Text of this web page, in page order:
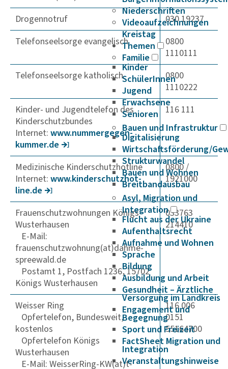
Niederschriften
Videoaufzeichnungen
Kreistag
Themen
Familie
Kinder
SchülerInnen
Jugend
Erwachsene
Senioren
Bauen und Infrastruktur
Digitalisierung
Wirtschaftsförderung/
Strukturwandel
Bauen und Wohnen
Breitbandausbau
Asyl, Migration und
Integration
Flucht aus der Ukraine
Aufenthaltsrecht
Aufnahme und Wohnen
Sprache
Bildung
Ausbildung und Arbeit
Gesundheit – Ärztliche
Versorgung im Landkreis
Engagement und
Begegnung
Sport und Freizeit
FactSheet Migration und
Integration
Veranstaltungshinweise
Drogennotruf
030 19237
Telefonseelsorge evangelisch
0800
1110111
Telefonseelsorge katholisch
0800
1110222
Kinder- und Jugendtelefon des
Kinderschutzbundes
Internet: www.nummer­ge­gen­
kummer.de
116 111
Medizinische Kinderschutzhotline
Internet: www.kinder­schutz­hot­
line.de
0800 /
1921000
Frauenschutzwohnungen Königs
Wusterhausen
E-Mail:
frauenschutzwohnung(at)dahme-
spreewald.de
Postamt 1, Postfach 1236, 15702
Königs Wusterhausen
033763
214410
Weisser Ring
Opfertelefon, Bundesweit,
kostenlos
Opfertelefon Königs
Wusterhausen
E-Mail: WeisserRing-KW(at)t-
116 006
0151
55164700